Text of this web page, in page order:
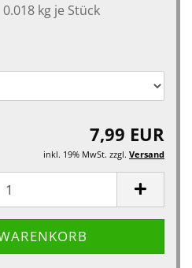
0.018kg je Stück
7,99 EUR
inkl. 19% MwSt. zzgl. Versand